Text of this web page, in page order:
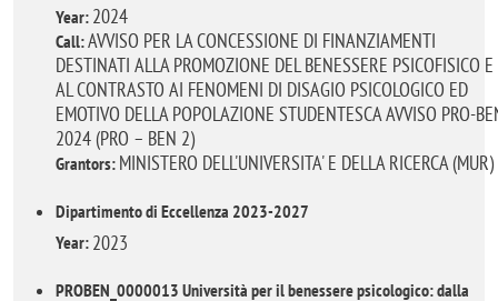
Year: 2024
Call:AVVISO PER LA CONCESSIONE DI FINANZIAMENTI
DESTINATI ALLA PROMOZIONE DEL BENESSERE PSICOFISICO E
AL CONTRASTO AI FENOMENI DI DISAGIO PSICOLOGICO ED
EMOTIVO DELLA POPOLAZIONE STUDENTESCA AVVISO PRO-
2024 (PRO – BEN 2)
Grantors: MINISTERO DELL'UNIVERSITA' E DELLA RICERCA (MUR)
Dipartimento di Eccellenza 2023-2027
Year: 2023
PROBEN_0000013 Università per il benessere psicologico: dalla